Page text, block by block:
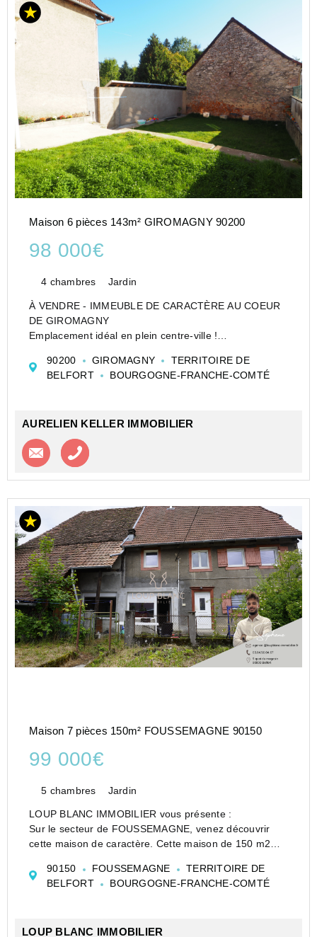
Maison 6 pièces 143m² GIROMAGNY 90200
98 000€
4 chambres Jardin
À VENDRE - IMMEUBLE DE CARACTÈRE AU COEUR
DE GIROMAGNY
Emplacement idéal en plein centre-ville !
potentiel, composé de :
Un local commercial de 62 m2 au rez-de-chaussée,
90200 GIROMAGNY
TERRITOIRE DE
BELFORT
BOURGOGNE-FRANCHE-COMTÉ
AURELIEN KELLER IMMOBILIER
Contacter l'agence
Maison 7 pièces 150m² FOUSSEMAGNE 90150
99 000€
5 chambres Jardin
LOUP BLANC IMMOBILIER vous présente :
Sur le secteur de FOUSSEMAGNE, venez découvrir
cette maison de caractère. Cette maison de 150 m2
cuisine indépendante, wc, salle de bains ainsi que 5
chambres.
90150 FOUSSEMAGNE
TERRITOIRE DE
BELFORT
BOURGOGNE-FRANCHE-COMTÉ
LOUP BLANC IMMOBILIER